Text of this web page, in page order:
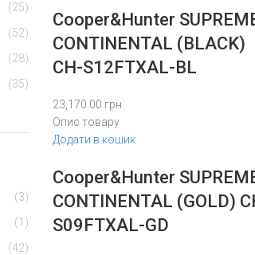
(25)
(52)
(28)
(35)
(3)
(1)
(42)
Cooper&Hunter
CONTINENTAL (BLACK)
CH-S12FTXAL-BL
23,170.00 грн.
Опис товару
Додати в кошик
Cooper&Hunter
CONTINENTAL (GOLD)
S09FTXAL-GD